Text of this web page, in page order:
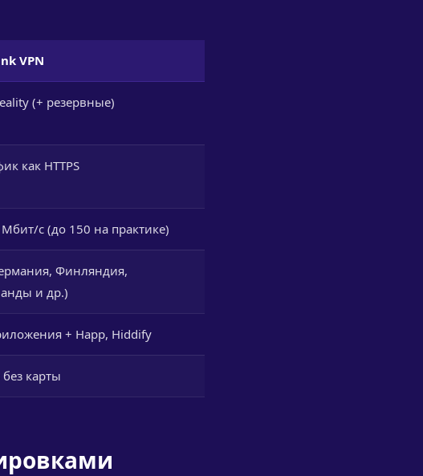
VPN
(+ резервные)
как HTTPS
с (до 150 на практике)
Финляндия,
и др.)
+ Happ, Hiddify
карты